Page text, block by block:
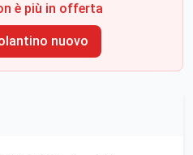
è più in offerta
nuovo